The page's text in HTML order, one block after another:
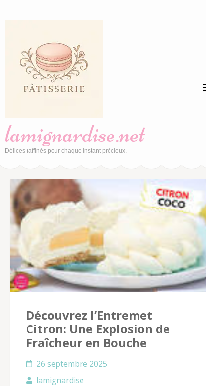
(Pressez
Entrée)
lamignardise.net
Délices raffinés pour chaque instant précieux.
Découvrez l’Entremet
Citron: Une Explosion de
Fraîcheur en Bouche
26 septembre 2025
lamignardise